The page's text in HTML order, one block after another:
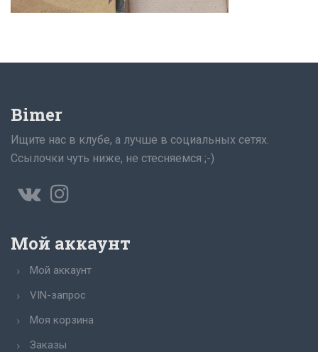
Bimer
Ищите нас в клубе, а лучше в социальных сетях.
Ссылочки чуть ниже, не стесняемся ;-)
Мой аккаунт
Мой аккаунт
VIN-запрос
Моя корзина
Заказы